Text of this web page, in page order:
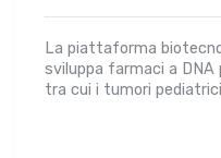
La piattaforma
sviluppa farmaci a
tra cui i tumori pediatrici